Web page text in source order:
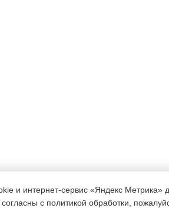
и интернет-сервис «Яндекс Метрика»
с политикой обработки,